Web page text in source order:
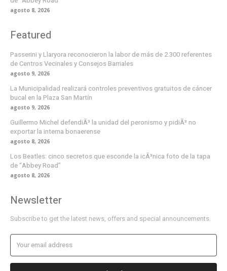
agosto 8, 2026
Featured
Passerini y Llaryora reconocieron la labor de más de 2.300 referentes
de Centros Vecinales y Consejos Barriales
agosto 9, 2026
La Municipalidad realizará controles preventivos gratuitos de cáncer
bucal en la Plaza San Martín
agosto 9, 2026
Guillermo Michel defendiÃ³ la unidad del peronismo y pidiÃ³ no
exportar la interna bonaerense
agosto 8, 2026
Los Beatles: cinco secretos que esconde la icÃ³nica foto de la tapa
de “Abbey Road”
agosto 8, 2026
Newsletter
Subscribe to get the latest news, offers and special announcements.